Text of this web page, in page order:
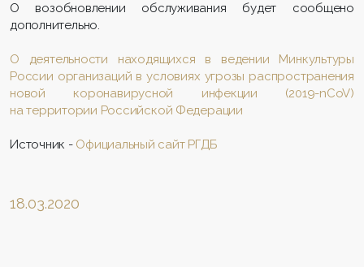
О возобновлении обслуживания будет сообщено
дополнительно.
О деятельности находящихся в ведении Минкультуры
России организаций в условиях угрозы распространения
новой коронавирусной инфекции (2019-nCoV)
на территории Российской Федерации
Источник - Официальный сайт РГДБ
18.03.2020